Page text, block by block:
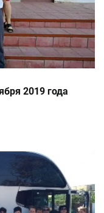
2019 года